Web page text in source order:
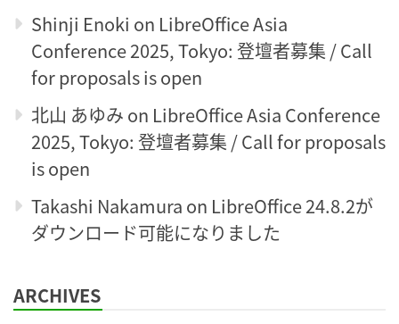
Shinji Enoki on LibreOffice Asia
Conference 2025, Tokyo: 登壇者募集 / Call
for proposals is open
北山 あゆみ on LibreOffice Asia Conference
2025, Tokyo: 登壇者募集 / Call for proposals
is open
Takashi Nakamura on LibreOffice 24.8.2が
ダウンロード可能になりました
ARCHIVES